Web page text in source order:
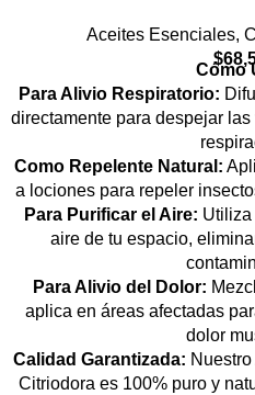
Aceites Esenciales,
$
Cómo
Para Alivio Respiratorio:
directamente para despejar
Como Repelente Natural:
a lociones para repeler
Para Purificar el Aire: Utiliza
aire de tu espacio,
Para Alivio del Dolor:
aplica en áreas afectadas
dolor
Calidad Garantizada:
Citriodora es 100% puro y